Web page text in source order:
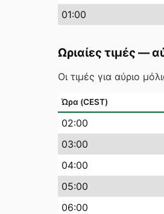
01:00
Ωριαίες τιμές —
Οι τιμές για αύριο
Ώρα (CEST)
02:00
03:00
04:00
05:00
06:00